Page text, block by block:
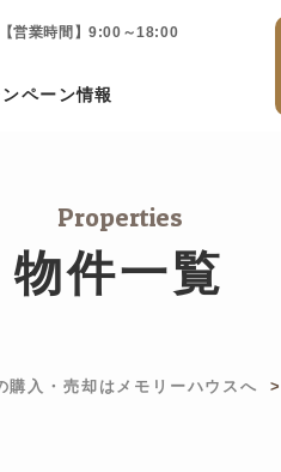
【営業時間】9:00～18:00
ペーン情報
Properties
物件一覧
購入・売却はメモリーハウスへ